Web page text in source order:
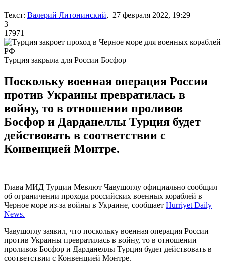
Текст: Валерий Литонинский, 27 февраля 2022, 19:29
3
17971
Турция закрыла для России Босфор
Поскольку военная операция России
против Украины превратилась в
войну, то в отношении проливов
Босфор и Дарданеллы Турция будет
действовать в соответствии с
Конвенцией Монтре.
Глава МИД Турции Мевлют Чавушоглу официально сообщил
об ограничении прохода российских военных кораблей в
Черное море из-за войны в Украине, сообщает Hurriyet Daily
News.
Чавушоглу заявил, что поскольку военная операция России
против Украины превратилась в войну, то в отношении
проливов Босфор и Дарданеллы Турция будет действовать в
соответствии с Конвенцией Монтре.